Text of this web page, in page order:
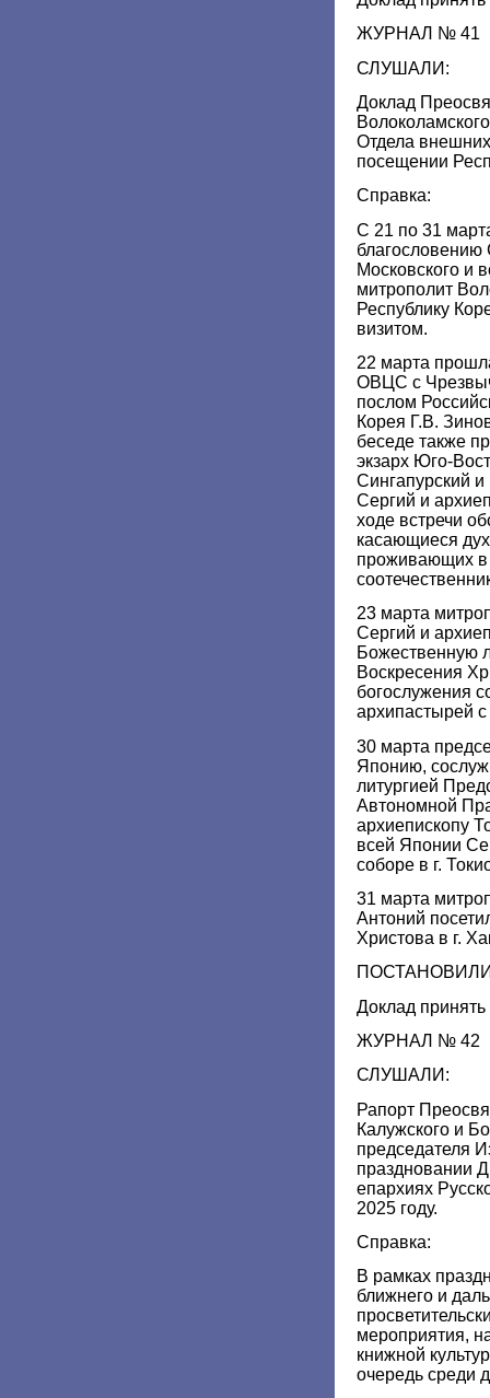
ЖУРНАЛ № 41
СЛУШАЛИ:
Доклад
Отдела
посещении
Справка:
С 21 по 31
Московского и
митрополит
Республику
визитом.
22 марта
ОВЦС с
послом
Корея Г.В.
беседе также
экзарх Юго-
Сингапурский
Сергий и
ходе встречи
касающиеся
проживающих
23 марта
Сергий и
Божественную
Воскресения
богослужения
архипастырей
30 марта
Японию,
литургией
Автономной
архиепископу
всей Японии
соборе в г.
31 марта
Антоний
Христова в г.
Доклад
ЖУРНАЛ № 42
СЛУШАЛИ:
Рапорт
Калужского и
председателя
праздновании
епархиях
2025 году.
Справка:
В рамках
ближнего и
мероприятия,
книжной
очередь среди